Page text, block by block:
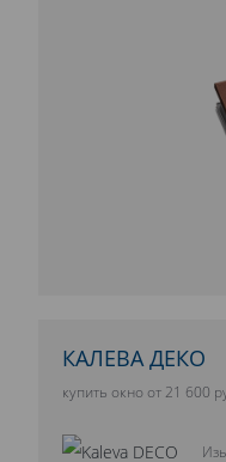
КАЛЕВА ДЕКО
купить окно от 21 600